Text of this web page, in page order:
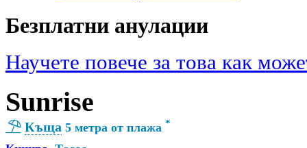
Безплатни анулации
Научете повече за това как
Sunrise
Къща 5 метра от плажа *